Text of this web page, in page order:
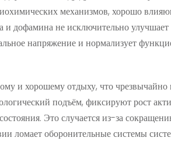
механизмов, хорошо
дофамина не исключительно
напряжение и нормализует
и хорошему отдыху, что
подъём, фиксируют рост
Это случается из-за
ломает оборонительные системы